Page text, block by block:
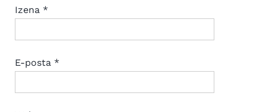
Izena *
E-posta *